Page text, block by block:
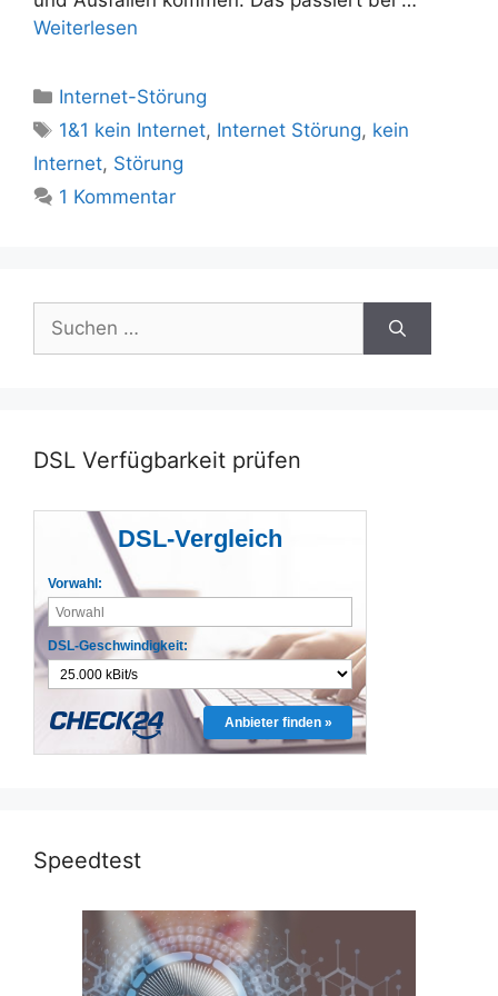
Weiterlesen
Kategorien
Internet-Störung
Schlagwörter
1&1 kein Internet, Internet Störung, kein
Internet, Störung
1 Kommentar
Suchen
nach:
DSL Verfügbarkeit prüfen
DSL-Vergleich
Vorwahl:
DSL-Geschwindigkeit:
Anbieter finden »
Speedtest